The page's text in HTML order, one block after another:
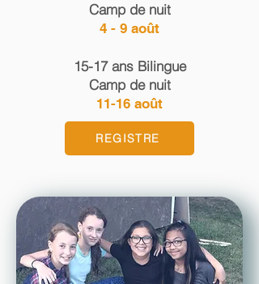
Camp de nuit
4 - 9 août
15-17 ans Bilingue
Camp de nuit
11-16 août
REGISTRE